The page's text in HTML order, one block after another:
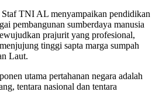
TNI AL menyampaikan pendidikan
pembangunan sumberdaya manusia
prajurit yang profesional,
tinggi sapta marga sumpah
Laut.
utama pertahanan negara adalah
tentara nasional dan tentara